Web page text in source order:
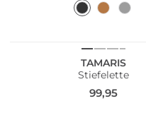
TAMARIS
Stiefelette
99,95